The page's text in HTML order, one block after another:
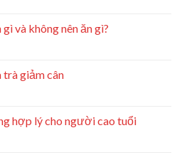
và không nên ăn gì?
trà giảm cân
hợp lý cho người cao tuổi